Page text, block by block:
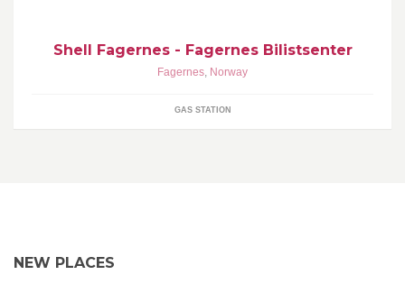
Shell Fagernes - Fagernes Bilistsenter
Fagernes, Norway
GAS STATION
NEW PLACES